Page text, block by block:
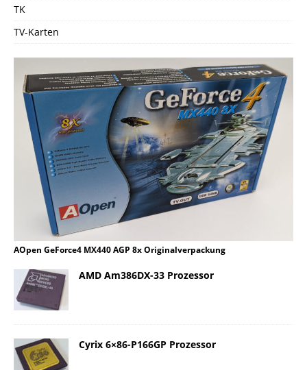
TK
TV-Karten
AOpen GeForce4 MX440 AGP 8x Originalverpackung
AMD Am386DX-33 Prozessor
Cyrix 6×86-P166GP Prozessor